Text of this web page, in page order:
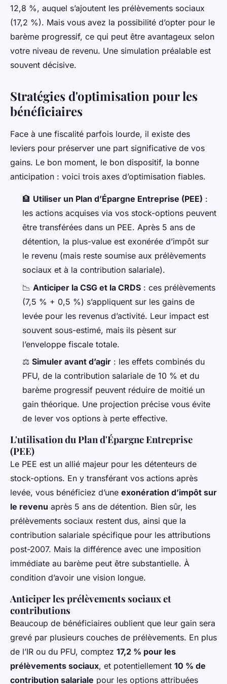
12,8 %, auquel s’ajoutent les prélèvements sociaux
(17,2 %). Mais vous avez la possibilité d’opter pour le
barème progressif, ce qui peut être avantageux selon
votre niveau de revenu. Une simulation préalable est
souvent décisive.
Stratégies d'optimisation pour les
bénéficiaires
Face à une fiscalité parfois lourde, il existe des
leviers pour préserver une part significative de vos
gains. Le bon moment, le bon dispositif, la bonne
anticipation : voici trois axes d’optimisation fiables.
🏦 Utiliser un Plan d’Épargne Entreprise (PEE) :
les actions acquises via vos stock-options peuvent
être transférées dans un PEE. Après 5 ans de
détention, la plus-value est exonérée d’impôt sur
le revenu (mais reste soumise aux prélèvements
sociaux et à la contribution salariale).
📉 Anticiper la CSG et la CRDS : ces prélèvements
(7,5 % + 0,5 %) s’appliquent sur les gains de
levée pour les revenus d’activité. Leur impact est
souvent sous-estimé, mais ils pèsent sur
l’enveloppe fiscale totale.
⚖️ Simuler avant d’agir : les effets combinés du
PFU, de la contribution salariale de 10 % et du
barème progressif peuvent réduire de moitié un
gain théorique. Une projection précise vous évite
de lever vos options à perte effective.
L'utilisation du Plan d'Épargne Entreprise
(PEE)
Le PEE est un allié majeur pour les détenteurs de
stock-options. En y transférant vos actions après
levée, vous bénéficiez d’une exonération d’impôt sur
le revenu après 5 ans de détention. Bien sûr, les
prélèvements sociaux restent dus, ainsi que la
contribution salariale spécifique pour les attributions
post-2007. Mais la différence avec une imposition
immédiate au barème peut être substantielle. À
condition d’avoir une vision longue.
Anticiper les prélèvements sociaux et
contributions
Beaucoup de bénéficiaires oublient que leur gain sera
grevé par plusieurs couches de prélèvements. En plus
de l’IR ou du PFU, comptez 17,2 % pour les
prélèvements sociaux, et potentiellement 10 % de
contribution salariale pour les options attribuées